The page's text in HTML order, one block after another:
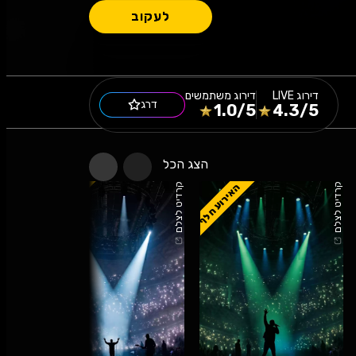
לעקוב
דירוג
4.3/5
דירוג משתמשים
1.0/5 דרג
הצג הכל
קרדיט לצלם האירוע חלף קרדיט לצלם